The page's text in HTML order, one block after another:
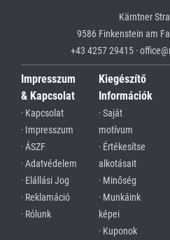
Kärntner
9586 Finkenstein am
+43 4257 29415 ·
Impresszum
& Kapcsolat
· Kapcsolat
· Impresszum
· ÁSZF
· Adatvédelem
· Elállási Jog
· Reklamáció
· Rólunk
Kiegészítő
Információk
· Saját
motívum
· Értékesítse
alkotásait
· Minőség
· Munkáink
képei
· Kuponok